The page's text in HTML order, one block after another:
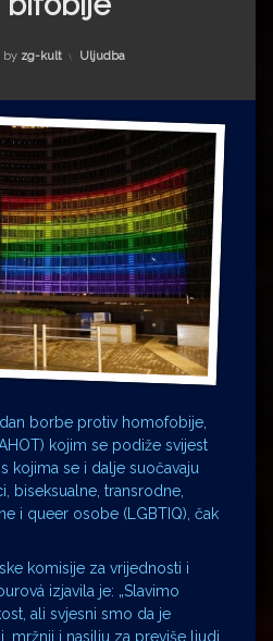
by zg-kult Kategorije:
Uljudba
borbe protiv homofobije,
kojim se podiže svijest
kojima se i dalje suočavaju
biseksualne, transrodne,
i queer osobe (LGBTIQ), čak
komisije za vrijednosti i
izjavila je: „Slavimo
ali svjesni smo da je
mržnji i nasilju za previše ljudi